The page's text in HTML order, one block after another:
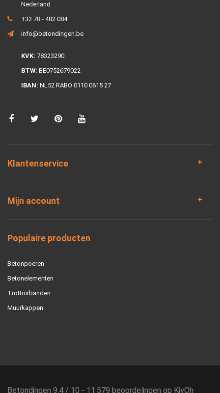
Nederland
+32 78 - 482 084
info@betondingen.be
KVK: 78323290
BTW: BE0752679022
IBAN: NL52 RABO 0110 0615 27
Klantenservice
Mijn account
Populaire producten
Betonpoeren
Betonelementen
Trottoirbanden
Muurkappen
Betondingen 9.4 / 10 - 11.579 beoordelingen op KiyOh